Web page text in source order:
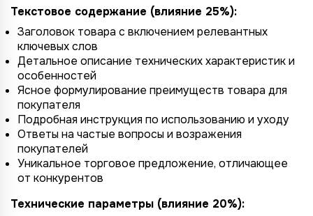
Текстовое содержание (влияние 25%):
Заголовок товара с включением релевантных
ключевых слов
Детальное описание технических характеристик и
особенностей
Ясное формулирование преимуществ товара для
покупателя
Подробная инструкция по использованию и уходу
Ответы на частые вопросы и возражения
покупателей
Уникальное торговое предложение, отличающее
от конкурентов
Технические параметры (влияние 20%):